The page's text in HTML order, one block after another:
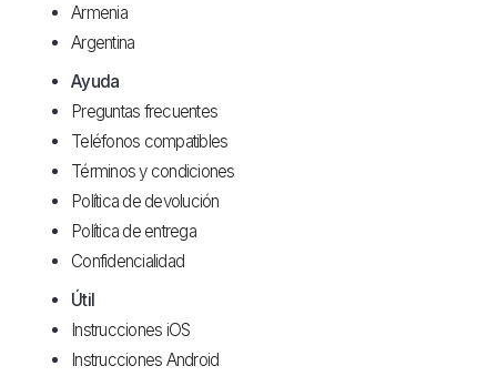
Armenia
Argentina
Ayuda
Preguntas frecuentes
Teléfonos compatibles
Términos y condiciones
Política de devolución
Política de entrega
Confidencialidad
Útil
Instrucciones iOS
Instrucciones Android